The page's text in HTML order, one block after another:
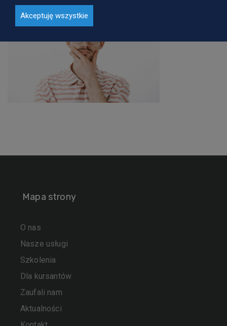
Mapa strony
O nas
Nasze usługi
Szkolenia
Dla kursantów
Zaufali nam
Aktualności
Akceptuję wszystkie